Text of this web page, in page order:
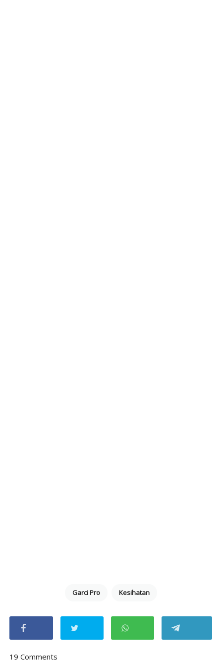
Garci Pro Kesihatan
19 Comments